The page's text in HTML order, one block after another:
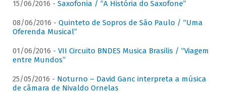
15/06/2016 - Saxofonia / “A História do Saxofone”
08/06/2016 - Quinteto de Sopros de São Paulo / “Uma
Oferenda Musical”
01/06/2016 - VII Circuito BNDES Musica Brasilis / “Viagem
entre Mundos”
25/05/2016 - Noturno – David Ganc interpreta a música
de câmara de Nivaldo Ornelas